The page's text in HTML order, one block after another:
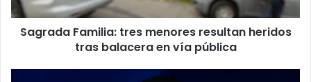
vía
pública
Sagrada Familia: tres menores resultan heridos
tras balacera en vía pública